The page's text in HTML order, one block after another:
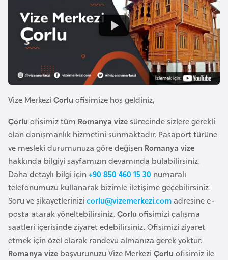
i
Vize Merkezi Çorlu ofisimize hoş geldiniz,
Çorlu ofisimiz tüm Romanya vizesürecinde sizlere gerekli
olan danışmanlık hizmetini sunmaktadır. Pasaport türüne
ve mesleki durumunuza göre değişen Romanya vize
hakkında bilgiyi sayfamızın devamında bulabilirsiniz.
Daha detaylı bilgi için+90 850 460 15 30 numaralı
telefonumuzu kullanarak bizimle iletişime geçebilirsiniz.
Soru ve şikayetlerinizi corlu@vizemerkezi.com adresine e-
posta atarak yöneltebilirsiniz. Çorlu ofisimizi çalışma
saatleri içerisinde ziyaret edebilirsiniz. Ofisimizi ziyaret
etmek için özel olarak randevu almanıza gerek yoktur.
Romanya vize başvurunuzu Vize Merkezi Çorlu ofisimiz ile
A
z
b
a
y
a
n
B
a
h
r
e
y
n